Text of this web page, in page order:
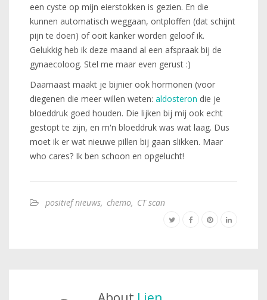
een cyste op mijn eierstokken is gezien. En die
kunnen automatisch weggaan, ontploffen (dat schijnt
pijn te doen) of ooit kanker worden geloof ik.
Gelukkig heb ik deze maand al een afspraak bij de
gynaecoloog. Stel me maar even gerust :)
Daarnaast maakt je bijnier ook hormonen (voor
diegenen die meer willen weten: aldosteron die je
bloeddruk goed houden. Die lijken bij mij ook echt
gestopt te zijn, en m'n bloeddruk was wat laag. Dus
moet ik er wat nieuwe pillen bij gaan slikken. Maar
who cares? Ik ben schoon en opgelucht!
positief nieuws, chemo, CT scan